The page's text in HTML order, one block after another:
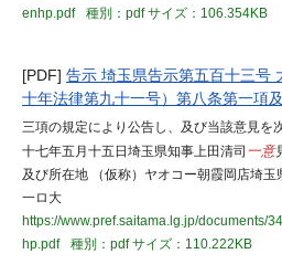
enhp.pdf
種別：pdfサイズ：106.354KB
[PDF] 告示 埼玉県告示第五百十三号
十年法律第九十一号）第八条第一項
三項の規定により公告し、及び当該意見を
十七年五月十五日埼玉県知事上田清司 一意
及び所在地 （仮称）ヤオコー朝霞岡店埼
一ロ大
https://www.pref.saitama.lg.jp/documents/
hp.pdf
種別：pdfサイズ：110.222KB